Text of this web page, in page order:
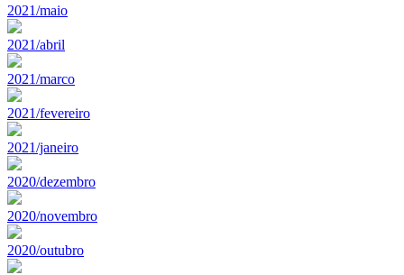
2021/maio
2021/abril
2021/marco
2021/fevereiro
2021/janeiro
2020/dezembro
2020/novembro
2020/outubro